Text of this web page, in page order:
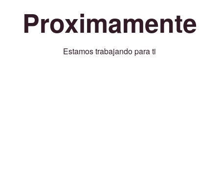
Proximamente
Estamos trabajando para ti